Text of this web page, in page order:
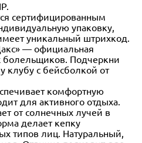
сертифицированным
упаковку,
уникальный штрихкод.
— официальная
болельщиков. Подчеркни
клубу с бейсболкой от
комфортную
для активного отдыха.
от солнечных лучей в
делает кепку
типов лиц. Натуральный,